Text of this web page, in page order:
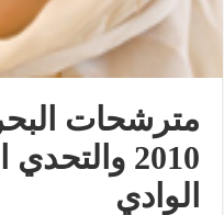
مترشحات
2010
الوادي